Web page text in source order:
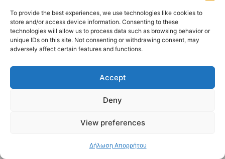
To provide the best experiences, we use technologies like cookies to
store and/or access device information. Consenting to these
technologies will allow us to process data such as browsing behavior or
unique IDs on this site. Not consenting or withdrawing consent, may
adversely affect certain features and functions.
Accept
Deny
View preferences
Δήλωση Απορρήτου